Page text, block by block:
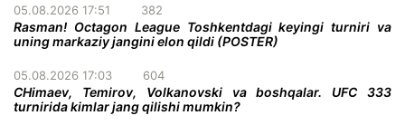
05.08.2026 17:51 382
Rasman! Octagon League Toshkentdagi keyingi turniri va
uning markaziy jangini elon qildi (POSTER)
05.08.2026 17:03 604
CHimaev, Temirov, Volkanovski va boshqalar. UFC 333
turnirida kimlar jang qilishi mumkin?